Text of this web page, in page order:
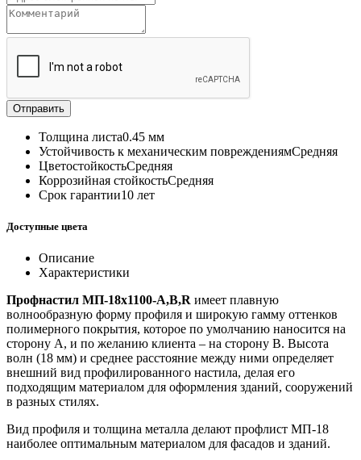
Отправить
Толщина листа0.45 мм
Устойчивость к механическим повреждениямСредняя
ЦветостойкостьСредняя
Коррозийная стойкостьСредняя
Срок гарантии10 лет
Доступные цвета
Описание
Характеристики
Профнастил МП-18х1100-А,В,R имеет плавную
волнообразную форму профиля и широкую гамму оттенков
полимерного покрытия, которое по умолчанию наносится на
сторону А, и по желанию клиента – на сторону В. Высота
волн (18 мм) и среднее расстояние между ними определяет
внешний вид профилированного настила, делая его
подходящим материалом для оформления зданий, сооружений
в разных стилях.
Вид профиля и толщина металла делают профлист МП-18
наиболее оптимальным материалом для фасадов и зданий.